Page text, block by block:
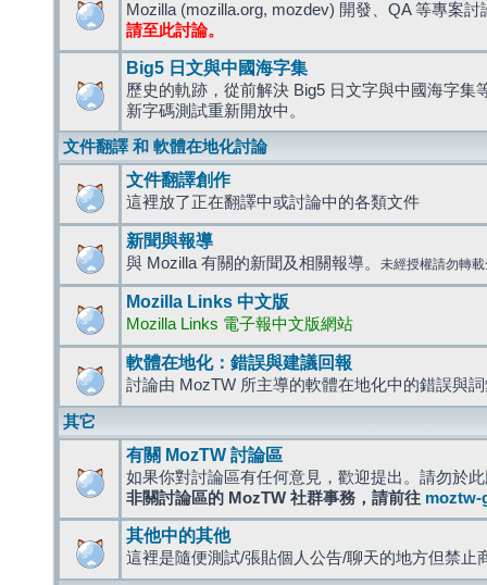
Mozilla (mozilla.org, mozdev) 開發、QA 等專案討
請至此討論。
Big5 日文與中國海字集
歷史的軌跡，從前解決 Big5 日文字與中國海字集
新字碼測試重新開放中。
文件翻譯 和 軟體在地化討論
文件翻譯創作
這裡放了正在翻譯中或討論中的各類文件
新聞與報導
與 Mozilla 有關的新聞及相關報導。 未經授權請勿轉
Mozilla Links 中文版
Mozilla Links 電子報中文版網站
軟體在地化：錯誤與建議回報
討論由 MozTW 所主導的軟體在地化中的錯誤與
其它
有關 MozTW 討論區
如果你對討論區有任何意見，歡迎提出。請勿於
非關討論區的 MozTW 社群事務，請前往 moztw-
其他中的其他
這裡是隨便測試/張貼個人公告/聊天的地方但禁止